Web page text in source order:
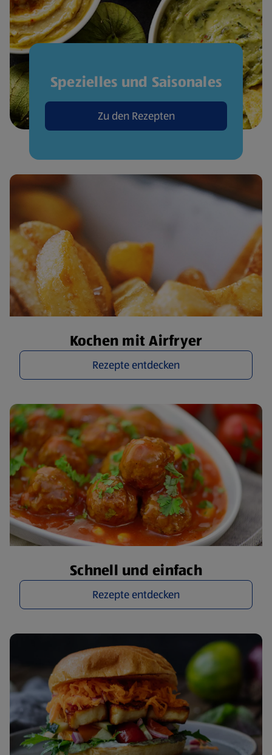
Spezielles und Saisonales
Zu den Rezepten
Kochen mit Airfryer
Rezepte entdecken
Schnell und einfach
Rezepte entdecken